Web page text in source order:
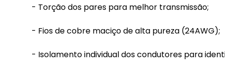
- Torção dos pares para melhor transmissão;
- Fios de cobre maciço de alta pureza (24AWG);
- Isolamento individual dos condutores para